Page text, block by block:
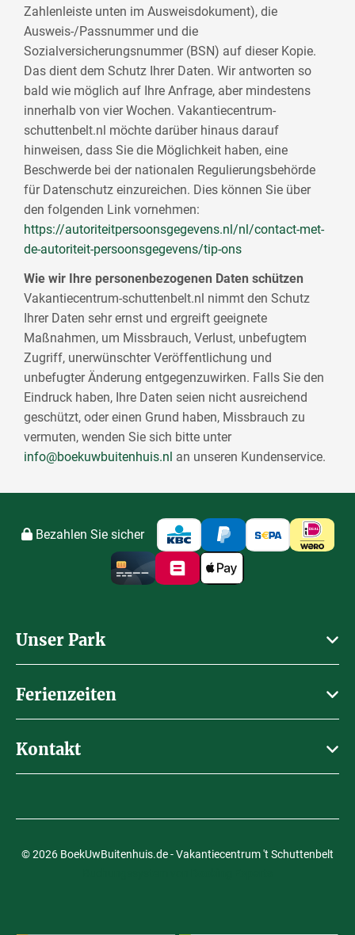
Zahlenleiste unten im Ausweisdokument), die
Ausweis-/Passnummer und die
Sozialversicherungsnummer (BSN) auf dieser Kopie.
Das dient dem Schutz Ihrer Daten. Wir antworten so
bald wie möglich auf Ihre Anfrage, aber mindestens
innerhalb von vier Wochen. Vakantiecentrum-
schuttenbelt.nl möchte darüber hinaus darauf
hinweisen, dass Sie die Möglichkeit haben, eine
Beschwerde bei der nationalen Regulierungsbehörde
für Datenschutz einzureichen. Dies können Sie über
den folgenden Link vornehmen:
https://autoriteitpersoonsgegevens.nl/nl/contact-met-
de-autoriteit-persoonsgegevens/tip-ons
Wie wir Ihre personenbezogenen Daten schützen
Vakantiecentrum-schuttenbelt.nl nimmt den Schutz
Ihrer Daten sehr ernst und ergreift geeignete
Maßnahmen, um Missbrauch, Verlust, unbefugtem
Zugriff, unerwünschter Veröffentlichung und
unbefugter Änderung entgegenzuwirken. Falls Sie den
Eindruck haben, Ihre Daten seien nicht ausreichend
geschützt, oder einen Grund haben, Missbrauch zu
vermuten, wenden Sie sich bitte unter
info@boekuwbuitenhuis.nl an unseren Kundenservice.
Bezahlen Sie sicher
Unser Park
Ferienzeiten
Kontakt
© 2026 BoekUwBuitenhuis.de - Vakantiecentrum 't Schuttenbelt